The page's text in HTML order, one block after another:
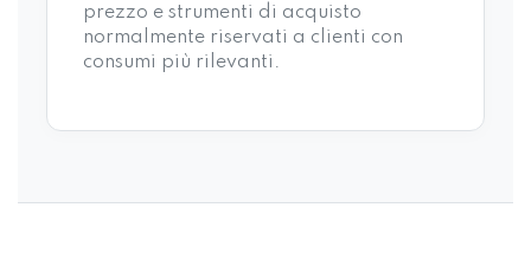
prezzo e strumenti di acquisto
normalmente riservati a clienti con
consumi più rilevanti.